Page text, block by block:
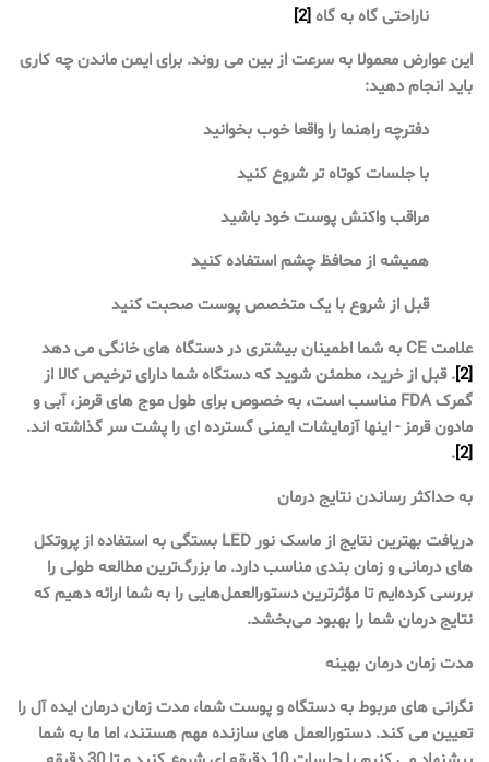
ناراحتی گاه به گاه[2]
این عوارض معمولا به سرعت از بین می روند. برای ایمن ماندن چه کاری
باید انجام دهید:
دفترچه راهنما را واقعا خوب بخوانید
با جلسات کوتاه تر شروع کنید
مراقب واکنش پوست خود باشید
همیشه از محافظ چشم استفاده کنید
قبل از شروع با یک متخصص پوست صحبت کنید
علامت CE به شما اطمینان بیشتری در دستگاه های خانگی می دهد
[2] . قبل از خرید، مطمئن شوید که دستگاه شما دارای ترخیص کالا از
گمرک FDA مناسب است، به خصوص برای طول موج های قرمز، آبی و
مادون قرمز - اینها آزمایشات ایمنی گسترده ای را پشت سر گذاشته اند.
[2]
.
به حداکثر رساندن نتایج درمان
دریافت بهترین نتایج از ماسک نور LED بستگی به استفاده از پروتکل
های درمانی و زمان بندی مناسب دارد. ما بزرگ‌ترین مطالعه طولی را
بررسی کرده‌ایم تا مؤثرترین دستورالعمل‌هایی را به شما ارائه دهیم که
نتایج درمان شما را بهبود می‌بخشد.
مدت زمان درمان بهینه
نگرانی های مربوط به دستگاه و پوست شما، مدت زمان درمان ایده آل را
تعیین می کند. دستورالعمل های سازنده مهم هستند، اما ما به شما